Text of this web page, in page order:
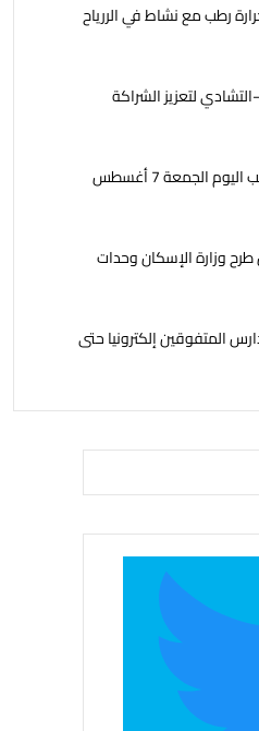
رطب مع نشاط في الررياح
لتعزيز الشراكة
عيار 21بـ 5980 جنيها.. سعر الذهب اليوم الجمعة 7 أغسطس
وزارة الإسكان وحدات
المتفوقين إلكترونيا حتى